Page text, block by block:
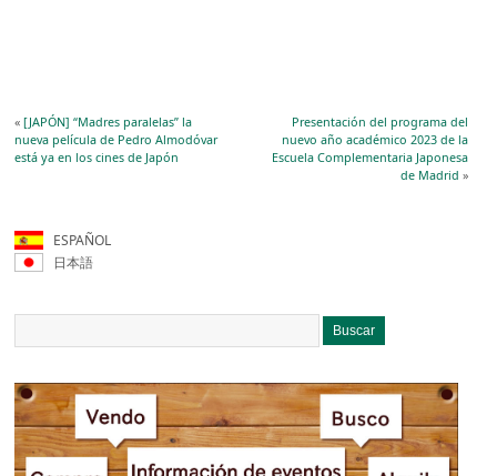
«[JAPÓN] “Madres paralelas” la
nueva película de Pedro Almodóvar
está ya en los cines de Japón
Presentación del programa del
nuevo año académico 2023 de la
Escuela Complementaria Japonesa
de Madrid »
ESPAÑOL
日本語